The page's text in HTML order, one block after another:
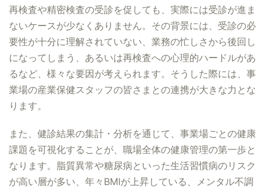
再検査や精密検査の受診を促しても、実際には受診が進ま
ないケースが少なくありません。その背景には、受診の必
要性が十分に理解されていない、業務の忙しさから後回し
になってしまう、あるいは再検査への心理的ハードルがあ
るなど、様々な要因が考えられます。そうした際には、事
業場の産業保健スタッフの皆さまとの連携が大きな力とな
ります。
また、健診結果の集計・分析を通じて、事業場ごとの健康
課題を可視化することが、職場全体の健康管理の第一歩と
なります。脂質異常や糖尿病といった生活習慣病のリスク
が高い層が多い、年々BMIが上昇している、メンタル不調